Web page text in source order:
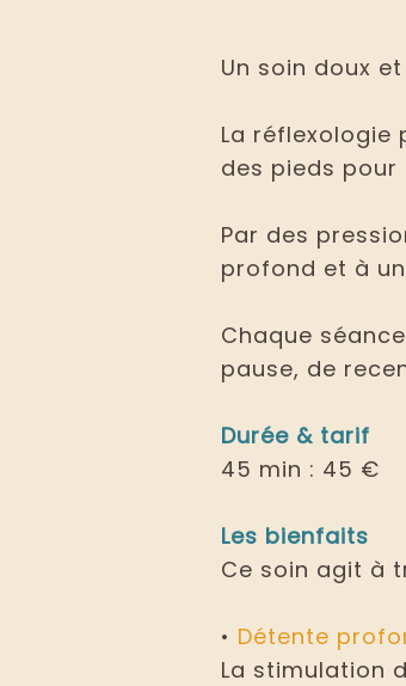
Un soin doux
La réflexologie
des pieds pour
Par des
profond et à
Chaque
pause, de
Durée & tarif
45 min : 45 €
Les bienfaits
Ce soin agit à
• Détente
La stimulation